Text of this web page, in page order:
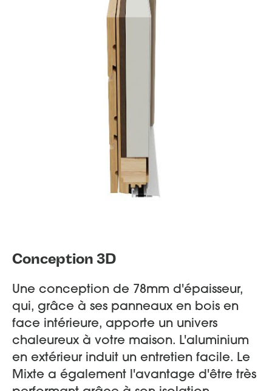
Conception 3D
Une conception de 78mm d'épaisseur,
qui, grâce à ses panneaux en bois en
face intérieure, apporte un univers
chaleureux à votre maison. L'aluminium
en extérieur induit un entretien facile. Le
Mixte a également l'avantage d'être très